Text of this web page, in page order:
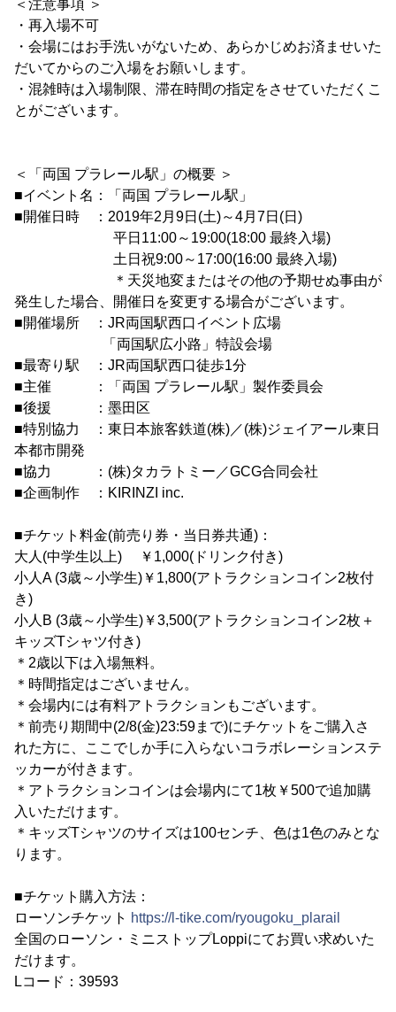
＜注意事項 ＞
・再入場不可
・会場にはお手洗いがないため、あらかじめお済ませいた
だいてからのご入場をお願いします。
・混雑時は入場制限、滞在時間の指定をさせていただくこ
とがございます。
＜「両国 プラレール駅」の概要 ＞
■イベント名：「両国 プラレール駅」
■開催日時 ：2019年2月9日(土)～4月7日(日)
平日11:00～19:00(18:00 最終入場)
土日祝9:00～17:00(16:00 最終入場)
＊天災地変またはその他の予期せぬ事由が
発生した場合、開催日を変更する場合がございます。
■開催場所 ：JR両国駅西口イベント広場
「両国駅広小路」特設会場
■最寄り駅 ：JR両国駅西口徒歩1分
■主催 ：「両国 プラレール駅」製作委員会
■後援 ：墨田区
■特別協力 ：東日本旅客鉄道(株)／(株)ジェイアール東日
本都市開発
■協力 ：(株)タカラトミー／GCG合同会社
■企画制作 ：KIRINZI inc.
■チケット料金(前売り券・当日券共通)：
大人(中学生以上) ￥1,000(ドリンク付き)
小人A (3歳～小学生)￥1,800(アトラクションコイン2枚付
き)
小人B (3歳～小学生)￥3,500(アトラクションコイン2枚＋
キッズTシャツ付き)
＊2歳以下は入場無料。
＊時間指定はございません。
＊会場内には有料アトラクションもございます。
＊前売り期間中(2/8(金)23:59まで)にチケットをご購入さ
れた方に、ここでしか手に入らないコラボレーションステ
ッカーが付きます。
＊アトラクションコインは会場内にて1枚￥500で追加購
入いただけます。
＊キッズTシャツのサイズは100センチ、色は1色のみとな
ります。
■チケット購入方法：
ローソンチケット https://l-tike.com/ryougoku_plarail
全国のローソン・ミニストップLoppiにてお買い求めいた
だけます。
Lコード：39593